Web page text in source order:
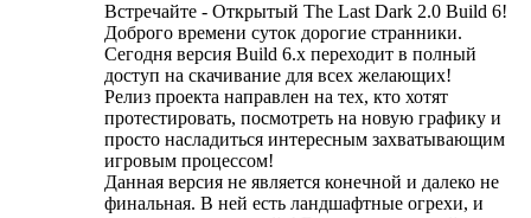
Встречайте - Открытый The Last Dark 2.0 Build 6!
Доброго времени суток дорогие странники.
Сегодня версия Build 6.x переходит в полный
доступ на скачивание для всех желающих!
Релиз проекта направлен на тех, кто хотят
протестировать, посмотреть на новую графику и
просто насладиться интересным захватывающим
игровым процессом!
Данная версия не является конечной и далеко не
финальная. В ней есть ландшафтные огрехи, и